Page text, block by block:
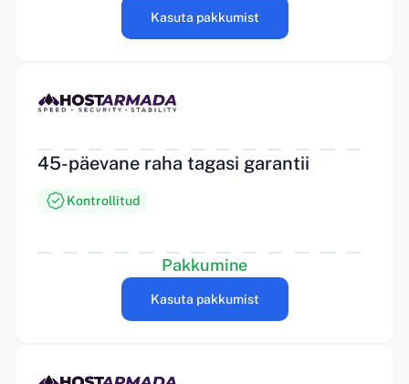
Kasuta pakkumist
45-päevane raha tagasi garantii
Kontrollitud
Pakkumine
Kasuta pakkumist